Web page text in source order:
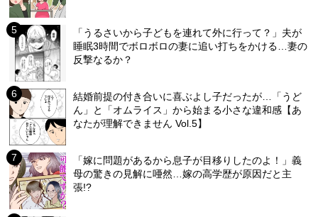
「うるさいから子どもを連れて外に行って？」夫が
睡眠3時間でボロボロの妻に追い打ちをかける…妻の
反撃なるか？
結婚前提の付き合いに喜ぶよし子だったが…「うど
ん」と「オムライス」から始まる小さな違和感【あ
なたが理解できません Vol.5】
「嫁に問題があるから息子が目移りしたのよ！」義
母の驚きの見解に唖然…嫁の高学歴が原因だと主
張!?